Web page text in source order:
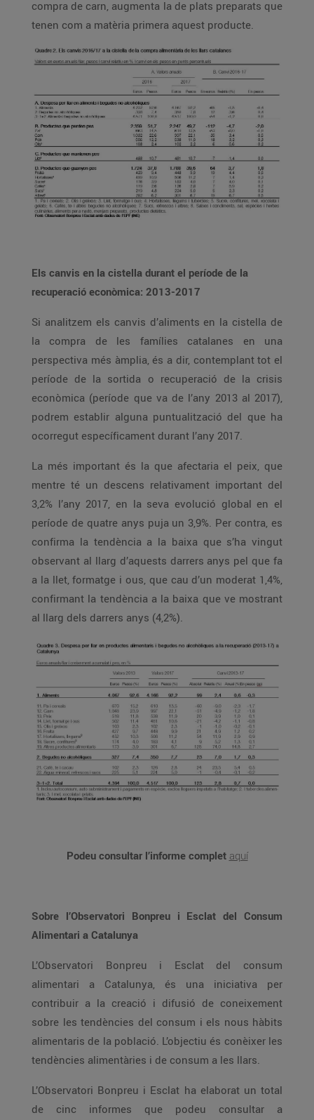
compra de carn, augmenta la de plats preparats que
tenen com a matèria primera aquest producte.
Els canvis en la cistella durant el període de la
recuperació econòmica: 2013-2017
Si analitzem els canvis d’aliments en la cistella de
la compra de les famílies catalanes en una
perspectiva més àmplia, és a dir, contemplant tot el
període de la sortida o recuperació de la crisis
econòmica (període que va de l’any 2013 al 2017),
podrem establir alguna puntualització del que ha
ocorregut específicament durant l’any 2017.
La més important és la que afectaria el peix, que
mentre té un descens relativament important del
3,2% l’any 2017, en la seva evolució global en el
període de quatre anys puja un 3,9%. Per contra, es
confirma la tendència a la baixa que s’ha vingut
observant al llarg d’aquests darrers anys pel que fa
a la llet, formatge i ous, que cau d’un moderat 1,4%,
confirmant la tendència a la baixa que ve mostrant
al llarg dels darrers anys (4,2%).
Podeu consultar l’informe complet aquí
Sobre l’Observatori Bonpreu i Esclat del Consum
Alimentari a Catalunya
L’Observatori Bonpreu i Esclat del consum
alimentari a Catalunya, és una iniciativa per
contribuir a la creació i difusió de coneixement
sobre les tendències del consum i els nous hàbits
alimentaris de la població. L’objectiu és conèixer les
tendències alimentàries i de consum a les llars.
L’Observatori Bonpreu i Esclat ha elaborat un total
de cinc informes que podeu consultar a